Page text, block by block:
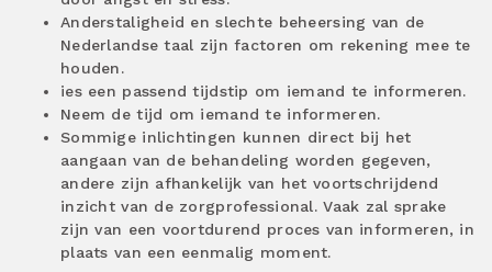
Anderstaligheid en slechte beheersing van de
Nederlandse taal zijn factoren om rekening mee te
houden.
ies een passend tijdstip om iemand te informeren.
Neem de tijd om iemand te informeren.
Sommige inlichtingen kunnen direct bij het
aangaan van de behandeling worden gegeven,
andere zijn afhankelijk van het voortschrijdend
inzicht van de zorgprofessional. Vaak zal sprake
zijn van een voortdurend proces van informeren, in
plaats van een eenmalig moment.